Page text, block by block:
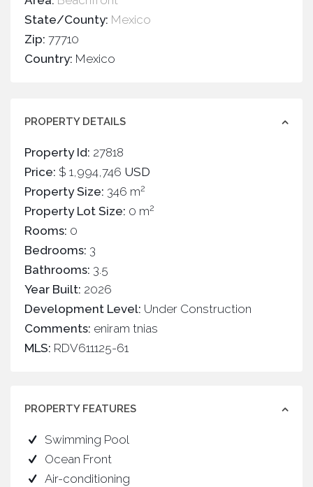
State/County: Mexico
Zip: 77710
Country: Mexico
PROPERTY DETAILS
Property Id: 27818
Price: $ 1,994,746 USD
Property Size: 346 m2
Property Lot Size: 0 m2
Rooms: 0
Bedrooms: 3
Bathrooms: 3.5
Year Built: 2026
Development Level: Under Construction
Comments: eniram tnias
MLS: RDV611125-61
PROPERTY FEATURES
Swimming Pool
Ocean Front
Air-conditioning